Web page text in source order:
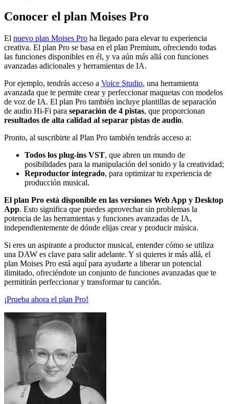
Conocer el plan Moises Pro
El nuevo plan Moises Pro ha llegado para elevar tu experiencia
creativa. El plan Pro se basa en el plan Premium, ofreciendo todas
las funciones disponibles en él, y va aún más allá con funciones
avanzadas adicionales y herramientas de IA.
Por ejemplo, tendrás acceso a Voice Studio, una herramienta
avanzada que te permite crear y perfeccionar maquetas con modelos
de voz de IA. El plan Pro también incluye plantillas de separación
de audio Hi-Fi para separación de 4 pistas, que proporcionan
resultados de alta calidad al separar pistas de audio.
Pronto, al suscribirte al Plan Pro también tendrás acceso a:
Todos los plug-ins VST, que abren un mundo de
posibilidades para la manipulación del sonido y la creatividad;
Reproductor integrado, para optimizar tu experiencia de
producción musical.
El plan Pro está disponible en las versiones Web App y Desktop
App. Esto significa que puedes aprovechar sin problemas la
potencia de las herramientas y funciones avanzadas de IA,
independientemente de dónde elijas crear y producir música.
Si eres un aspirante a productor musical, entender cómo se utiliza
una DAW es clave para salir adelante. Y si quieres ir más allá, el
plan Moises Pro está aquí para ayudarte a liberar un potencial
ilimitado, ofreciéndote un conjunto de funciones avanzadas que te
permitirán perfeccionar y transformar tu canción.
¡Prueba ahora el plan Pro!